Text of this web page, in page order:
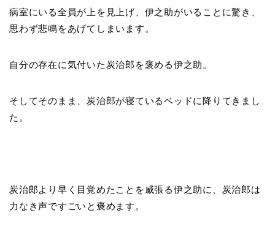
病室にいる全員が上を見上げ、伊之助がいることに驚き、
思わず悲鳴をあげてしまいます。
自分の存在に気付いた炭治郎を褒める伊之助。
そしてそのまま、炭治郎が寝ているベッドに降りてきまし
た。
炭治郎より早く目覚めたことを威張る伊之助に、炭治郎は
力なき声ですごいと褒めます。